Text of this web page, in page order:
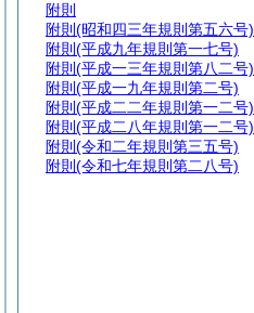
附則
附則 (昭和四三年規則第五六号)
附則 (平成九年規則第一七号)
附則 (平成一三年規則第八二号)
附則 (平成一九年規則第二号)
附則 (平成二二年規則第一二号)
附則 (平成二八年規則第一二号)
附則 (令和二年規則第三五号)
附則 (令和七年規則第二八号)